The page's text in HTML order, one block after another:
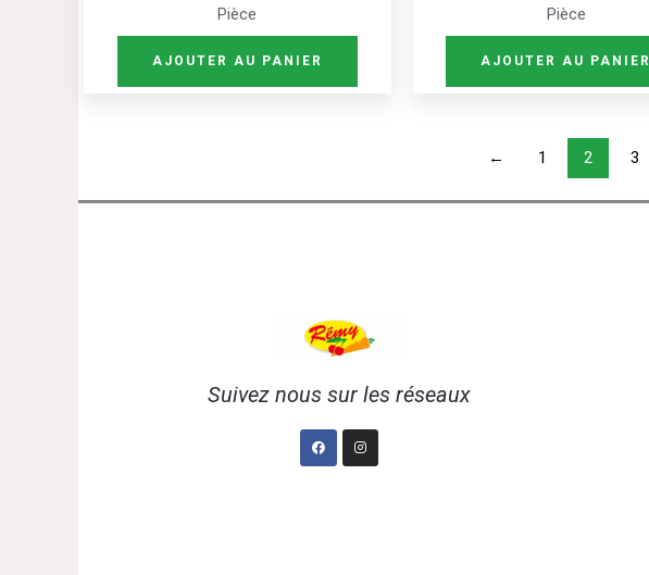
Pièce
AJOUTER AU PANIER
Pièce
AJOUTER AU PANIER
← 1 2 3
Suivez nous sur les réseaux
FacebookInstagram